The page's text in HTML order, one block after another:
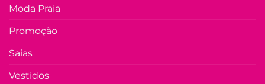
Moda Praia
Promoção
Saias
Vestidos